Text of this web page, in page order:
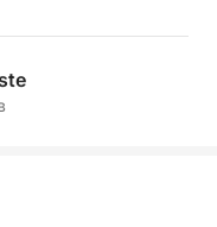
к самым
водам,